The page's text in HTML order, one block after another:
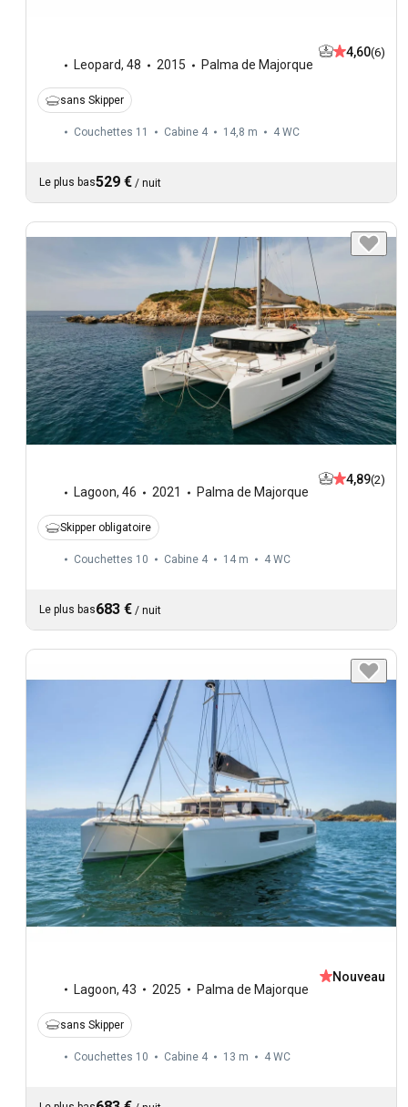
Leopard, 48 2015 Palma de Majorque
4,60(6)
sans Skipper
Couchettes 11 Cabine 4 14,8 m 4 WC
Le plus bas529 € / nuit
Lagoon, 46 2021 Palma de Majorque
4,89(2)
Skipper obligatoire
Couchettes 10 Cabine 4 14 m 4 WC
Le plus bas683 € / nuit
Lagoon, 43 2025 Palma de Majorque
Nouveau
sans Skipper
Couchettes 10 Cabine 4 13 m 4 WC